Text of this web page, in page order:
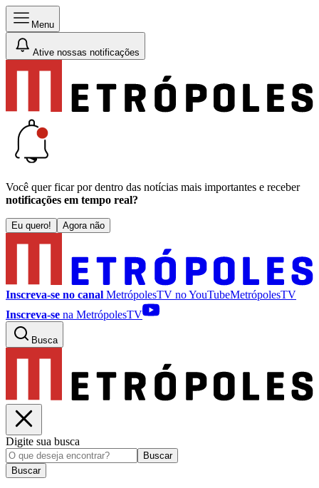
Menu
Ative nossas notificações
Você quer ficar por dentro das notícias mais importantes e receber
notificações em tempo real?
Eu quero! Agora não
Inscreva-se no canal MetrópolesTV noYouTubeMetrópolesTV
Inscreva-se na MetrópolesTV
Busca
Digite sua busca
Buscar
Buscar